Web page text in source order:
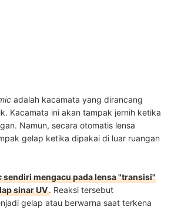
adalah kacamata yang dirancang
Kacamata ini akan tampak jernih ketika
Namun, secara otomatis lensa
gelap ketika dipakai di luar ruangan
sendiri mengacu pada lensa "transisi"
sinar UV. Reaksi tersebut
gelap atau berwarna saat terkena